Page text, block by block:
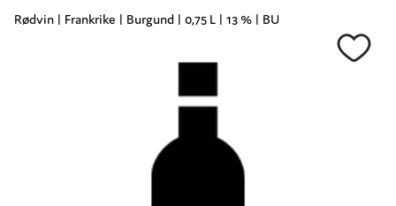
Rødvin | Frankrike | Burgund | 0,75 L | 13 % | BU